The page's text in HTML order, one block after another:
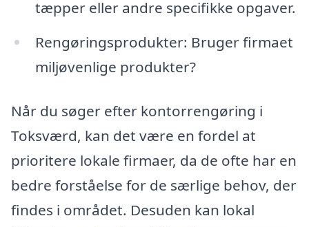
tæpper eller andre specifikke opgaver.
Rengøringsprodukter: Bruger firmaet
miljøvenlige produkter?
Når du søger efter kontorrengøring i
Toksværd, kan det være en fordel at
prioritere lokale firmaer, da de ofte har en
bedre forståelse for de særlige behov, der
findes i området. Desuden kan lokal